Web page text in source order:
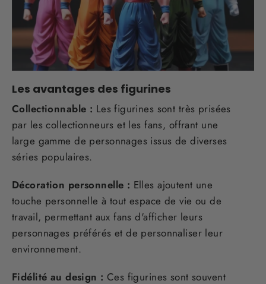
Les avantages des figurines
Collectionnable : Les figurines sont très prisées
par les collectionneurs et les fans, offrant une
large gamme de personnages issus de diverses
séries populaires.
Décoration personnelle : Elles ajoutent une
touche personnelle à tout espace de vie ou de
travail, permettant aux fans d'afficher leurs
personnages préférés et de personnaliser leur
environnement.
Fidélité au design : Ces figurines sont souvent